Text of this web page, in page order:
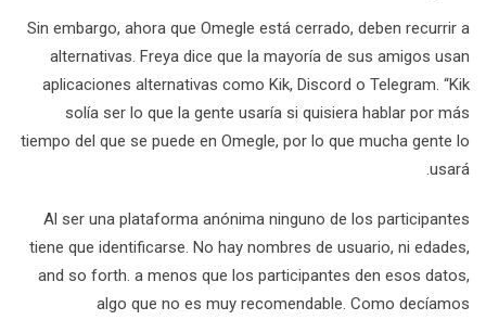
Sin embargo, ahora que Omegle está cerrado, deben recurrir a
alternativas. Freya dice que la mayoría de sus amigos usan
aplicaciones alternativas como Kik, Discord o Telegram. “Kik
solía ser lo que la gente usaría si quisiera hablar por más
tiempo del que se puede en Omegle, por lo que mucha gente lo
usará.
Al ser una plataforma anónima ninguno de los participantes
tiene que identificarse. No hay nombres de usuario, ni edades,
and so forth. a menos que los participantes den esos datos,
algo que no es muy recomendable. Como decíamos